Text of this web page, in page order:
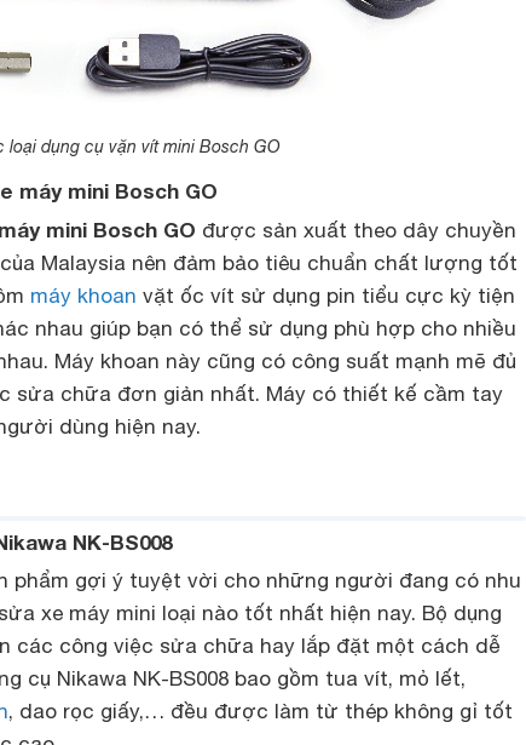
loại dụng cụ vặn vít mini Bosch GO
máy mini Bosch GO
mini Bosch GO được sản xuất theo dây chuyền
Malaysia nên đảm bảo tiêu chuẩn chất lượng tốt
máy khoan vặt ốc vít sử dụng pin tiểu cực kỳ tiện
nhau giúp bạn có thể sử dụng phù hợp cho nhiều
Máy khoan này cũng có công suất mạnh mẽ đủ
sửa chữa đơn giản nhất. Máy có thiết kế cầm tay
dùng hiện nay.
NK-BS008
phẩm gợi ý tuyệt vời cho những người đang có nhu
xe máy mini loại nào tốt nhất hiện nay. Bộ dụng
các công việc sửa chữa hay lắp đặt một cách dễ
cụ Nikawa NK-BS008 bao gồm tua vít, mỏ lết,
, dao rọc giấy,… đều được làm từ thép không gỉ tốt